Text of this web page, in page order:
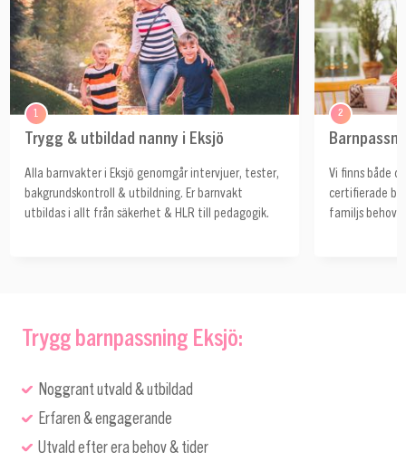
1
Trygg & utbildad nanny i Eksjö
Alla barnvakter i Eksjö genomgår intervjuer, tester,
bakgrundskontroll & utbildning. Er barnvakt
utbildas i allt från säkerhet & HLR till pedagogik.
2
Vi finns både
certifierade
familjs behov
Trygg barnpassning Eksjö:
Noggrant utvald & utbildad
Erfaren & engagerande
Utvald efter era behov & tider